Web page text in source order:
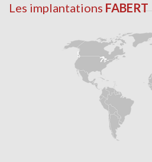
Les implantations FABERT